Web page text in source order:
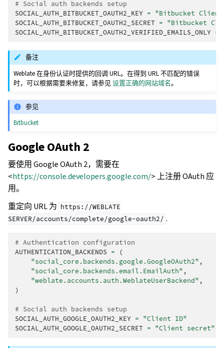
# Social auth backends setup
SOCIAL_AUTH_BITBUCKET_OAUTH2_KEY = "Bitbucket
SOCIAL_AUTH_BITBUCKET_OAUTH2_SECRET = "Bitbucket
SOCIAL_AUTH_BITBUCKET_OAUTH2_VERIFIED_EMAILS_ONLY =
备注
Weblate 在身份认证时提供的回调 URL。在得到 URL 不匹配的错误
时，可以根据需要来修复，请参见设置正确的网站域名。
参见
Bitbucket
Google OAuth 2
要使用 Google OAuth 2，需要在
<https://console.developers.google.com/> 上注册 OAuth 应
用。
重定向 URL 为 https://WEBLATE
SERVER/accounts/complete/google-oauth2/ .
# Authentication configuration
AUTHENTICATION_BACKENDS =
(
"social_core.backends.google.GoogleOAuth2" ,
"social_core.backends.email.EmailAuth" ,
"weblate.accounts.auth.WeblateUserBackend" ,
)
# Social auth backends setup
SOCIAL_AUTH_GOOGLE_OAUTH2_KEY = "Client ID"
SOCIAL_AUTH_GOOGLE_OAUTH2_SECRET = "Client secret"